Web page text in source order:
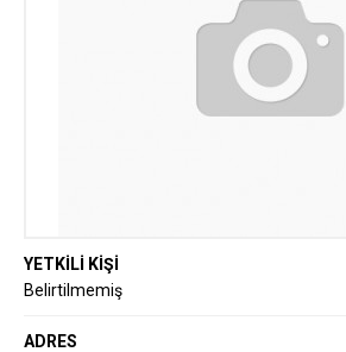
YETKİLİ KİŞİ
Belirtilmemiş
ADRES